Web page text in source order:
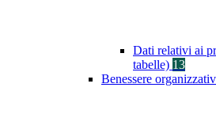
Dati relativi ai
tabelle) 13
Benessere